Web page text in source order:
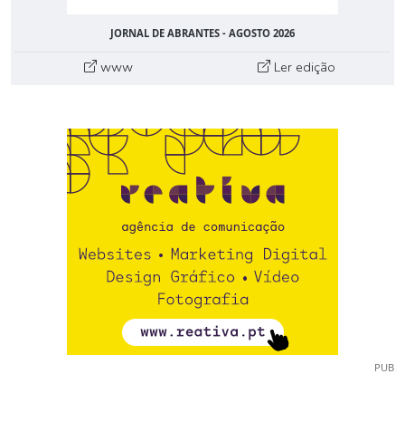
JORNAL DE ABRANTES - AGOSTO 2026
www Ler edição
PUB